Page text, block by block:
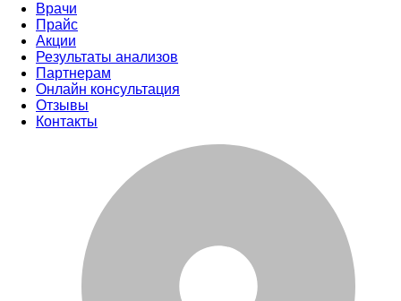
Врачи
Прайс
Акции
Результаты анализов
Партнерам
Онлайн консультация
Отзывы
Контакты